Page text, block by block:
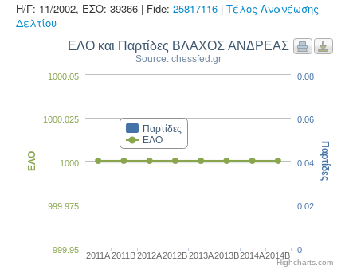
Η/Γ: 11/2002, ΕΣΟ: 39366 | Fide: 25817116 | Τέλος Ανανέωσης
Δελτίου
ΕΛΟ και Παρτίδες ΒΛΑΧΟΣ ΑΝΔΡΕΑΣ
Source: chessfed.gr
Παρτίδες
ΕΛΟ
2011A2011B2012A2012B2013A2013B2014A2014B
999.95
999.975
1000
1000.025
1000.05
ΕΛΟ
0
0.02
0.04
0.06
0.08
Παρτίδες
Highcharts.com